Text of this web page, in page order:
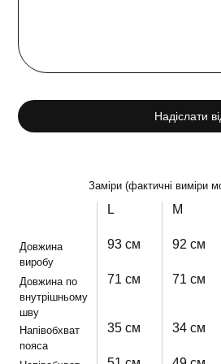
Надіслати
Заміри (фактичні виміри
L M
Довжина
виробу
93 см 92 см
Довжина по
внутрішньому
шву
71 см 71 см
Напівобхват
пояса
35 см 34 см